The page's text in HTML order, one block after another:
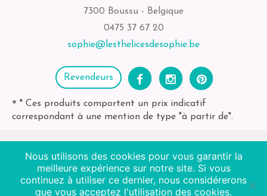
7300 Boussu - Belgique
0475 37 67 20
sophie@lesthelicesdesophie.be
Revendeurs
* * Ces produits comportent un prix indicatif
correspondant à une mention de type "à partir de".
2026 Les Thélices de Sophie | BE-bio-03 Agriculture
Non EU
Nous utilisons des cookies pour vous garantir la
meilleure expérience sur notre site. Si vous
continuez à utiliser ce dernier, nous considérerons
que vous acceptez l'utilisation des cookies.